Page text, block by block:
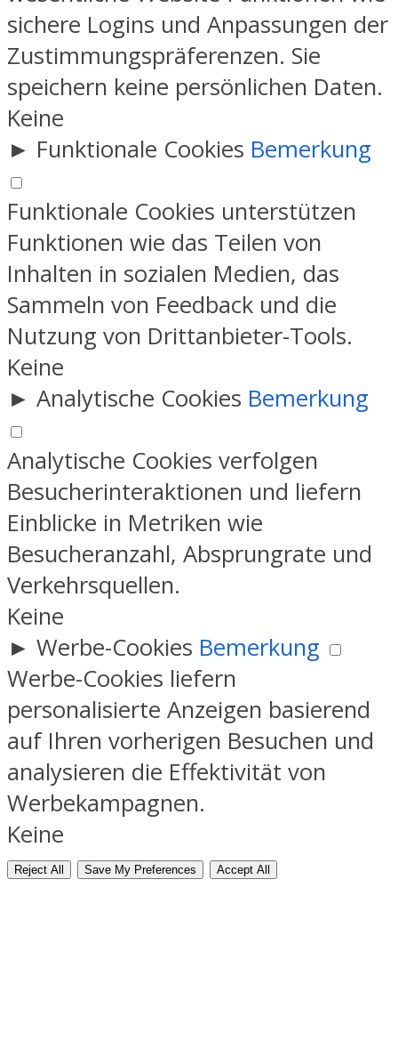
sichere Logins und Anpassungen der
Zustimmungspräferenzen. Sie
speichern keine persönlichen Daten.
Keine
► Funktionale Cookies Bemerkung
Funktionale Cookies unterstützen
Funktionen wie das Teilen von
Inhalten in sozialen Medien, das
Sammeln von Feedback und die
Nutzung von Drittanbieter-Tools.
Keine
► Analytische Cookies Bemerkung
Analytische Cookies verfolgen
Besucherinteraktionen und liefern
Einblicke in Metriken wie
Besucheranzahl, Absprungrate und
Verkehrsquellen.
Keine
► Werbe-Cookies Bemerkung
Werbe-Cookies liefern
personalisierte Anzeigen basierend
auf Ihren vorherigen Besuchen und
analysieren die Effektivität von
Werbekampagnen.
Keine
Reject All Save My Preferences Accept All